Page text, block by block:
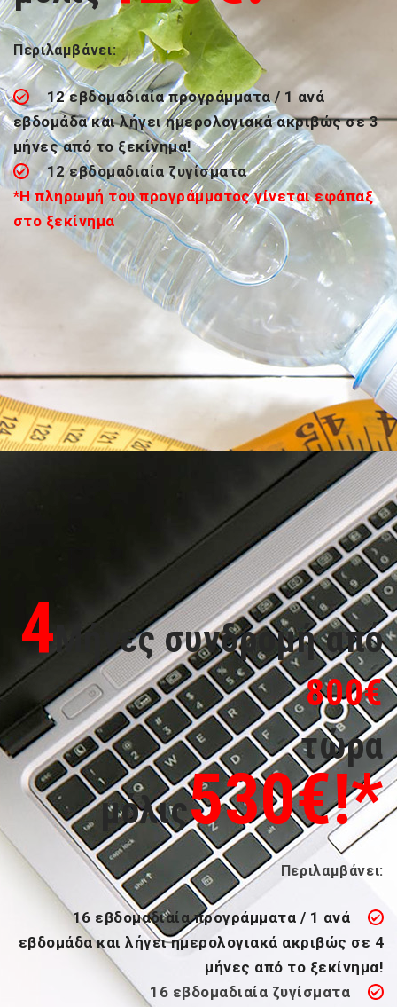
Περιλαμβάνει:
12 εβδομαδιαία προγράμματα / 1 ανά
εβδομάδα και λήγει ημερολογιακά ακριβώς σε 3
μήνες από το ξεκίνημα!
12 εβδομαδιαία ζυγίσματα
*Η πληρωμή του προγράμματος γίνεται εφάπαξ
στο ξεκίνημα
4Μήνες συνδρομή από
800€
τώρα
μόλις530€!*
Περιλαμβάνει:
16 εβδομαδιαία προγράμματα / 1 ανά
εβδομάδα και λήγει ημερολογιακά ακριβώς σε 4
μήνες από το ξεκίνημα!
16 εβδομαδιαία ζυγίσματα